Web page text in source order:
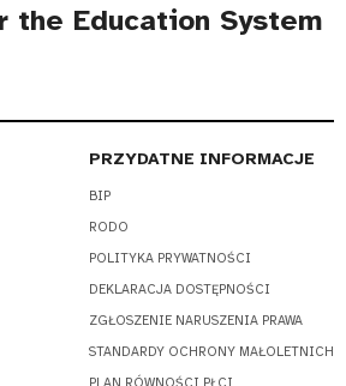
the Education System
PRZYDATNE INFORMACJE
BIP
RODO
POLITYKA PRYWATNOŚCI
DEKLARACJA DOSTĘPNOŚCI
ZGŁOSZENIE NARUSZENIA PRAWA
STANDARDY OCHRONY MAŁOLETNICH